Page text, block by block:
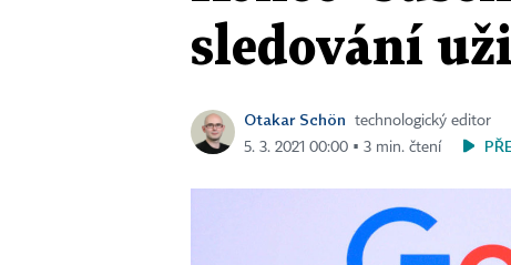
sledování
Otakar Schön
technologický editor
5. 3. 2021 00:00 ▪ 3 min. čtení